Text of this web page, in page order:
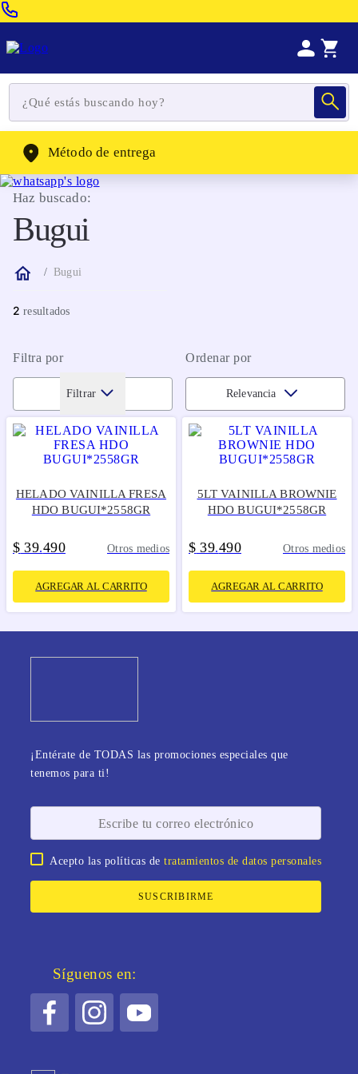
WhatsApp: (302) 262-4104
Método de entrega
Haz buscado:
Bugui
Bugui
2
Filtra por Ordenar por
Filtrar Relevancia
HELADO VAINILLA FRESA
HDO BUGUI*2558GR
$ 39.490 Otros medios
AGREGAR AL CARRITO
5LT VAINILLA BROWNIE
HDO BUGUI*2558GR
$ 39.490 Otros medios
AGREGAR AL CARRITO
¡Entérate de TODAS las promociones especiales que
tenemos para ti!
Acepto las políticas detratamientos de datos personales
SUSCRIBIRME
Síguenos en: